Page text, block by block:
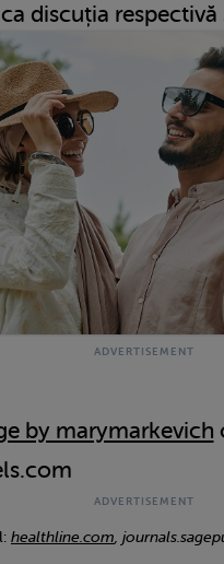
discuția respectivă
by marymarkevich
healthline.com ,